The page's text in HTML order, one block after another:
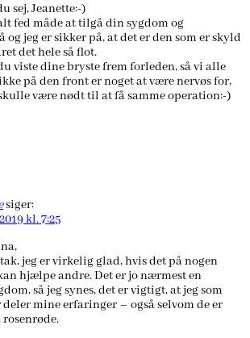
sej, Jeanette:-)
fed måde at tilgå din sygdom og
og jeg er sikker på, at det er den som er skyld
det hele så flot.
viste dine bryste frem forleden, så vi alle
på den front er noget at være nervøs for,
være nødt til at få samme operation:-)
siger:
kl. 7:25
jeg er virkelig glad, hvis det på nogen
hjælpe andre. Det er jo nærmest en
så jeg synes, det er vigtigt, at jeg som
mine erfaringer – også selvom de er
rosenrøde.